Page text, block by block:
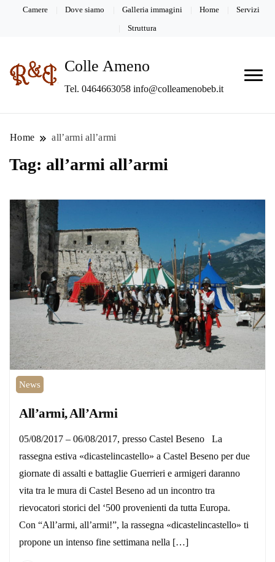
Camere Dove siamo Galleria immagini Home Servizi
Struttura
Colle Ameno
Tel. 0464663058 info@colleamenobeb.it
Home all’armi all’armi
Tag: all’armi all’armi
News
All’armi, All’Armi
05/08/2017 – 06/08/2017, presso Castel Beseno La
rassegna estiva «dicastelincastello» a Castel Beseno per due
giornate di assalti e battaglie Guerrieri e armigeri daranno
vita tra le mura di Castel Beseno ad un incontro tra
rievocatori storici del ‘500 provenienti da tutta Europa.
Con “All’armi, all’armi!”, la rassegna «dicastelincastello» ti
propone un intenso fine settimana nella […]